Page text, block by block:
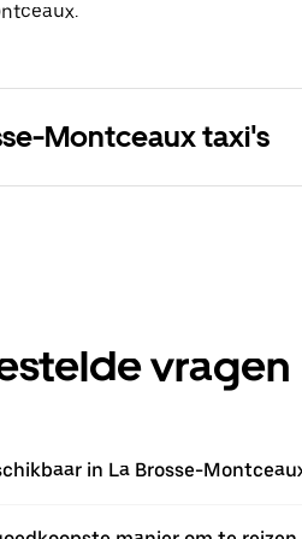
Montceaux taxi's
vragen
in La Brosse-